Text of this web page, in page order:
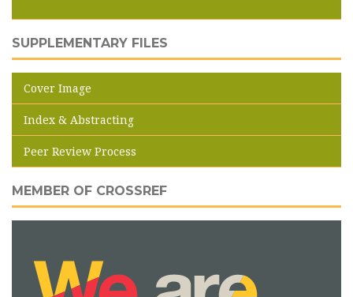
SUPPLEMENTARY FILES
Cover Image
Index & Abstracting
Peer Review Process
MEMBER OF CROSSREF